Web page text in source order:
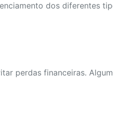
dos diferentes
perdas financeiras.